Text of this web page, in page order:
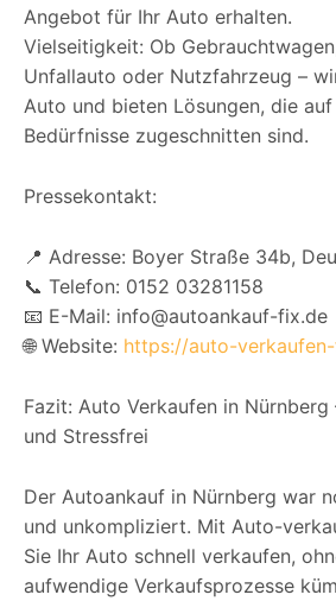
Angebot für Ihr Auto erhalten.
Vielseitigkeit: Ob
Unfallauto oder Nutzfahrzeug –
Auto und bieten Lösungen, die
Bedürfnisse zugeschnitten sind.
Pressekontakt:
📍 Adresse: Boyer Straße 34b,
📞 Telefon: 0152 03281158
📧 E-Mail: info@autoankauf-fix.de
🌐 Website: https://auto-
Fazit: Auto Verkaufen in Nürnberg
und Stressfrei
Der Autoankauf in Nürnberg war
und unkompliziert. Mit Auto-
Sie Ihr Auto schnell verkaufen,
aufwendige Verkaufsprozesse